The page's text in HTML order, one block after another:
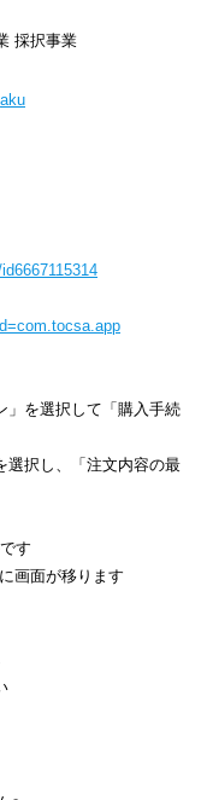
採択事業
を選択して「購入手続
択し、「注文内容の最
す
画面が移ります